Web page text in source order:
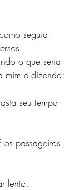
seguia
o que seria
mim e dizendo:
seu tempo
passageiros
lento.